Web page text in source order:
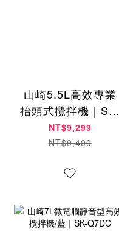
山崎5.5L高效專業
抬頭式攪拌機｜SK-
9990SP
NT$9,299
NT$9,400